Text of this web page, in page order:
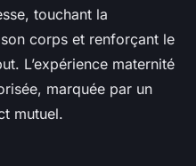
touchant la
corps et renforçant le
L’expérience maternité
marquée par un
mutuel.